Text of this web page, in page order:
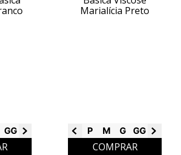
GG G1 P M G GG G2
COMPRAR